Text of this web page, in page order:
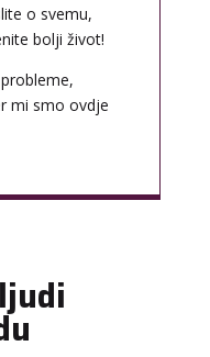
o svemu,
bolji život!
mi smo ovdje